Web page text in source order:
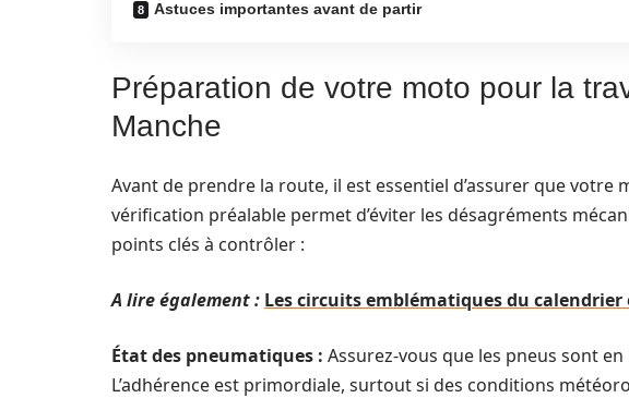
Astuces importantes avant de partir
Préparation de votre moto pour la
Manche
Avant de prendre la route, il est essentiel d’assurer que votre
vérification préalable permet d’éviter les désagréments
points clés à contrôler :
A lire également : Les circuits emblématiques du calendrier
État des pneumatiques : Assurez-vous que les pneus sont
L’adhérence est primordiale, surtout si des conditions